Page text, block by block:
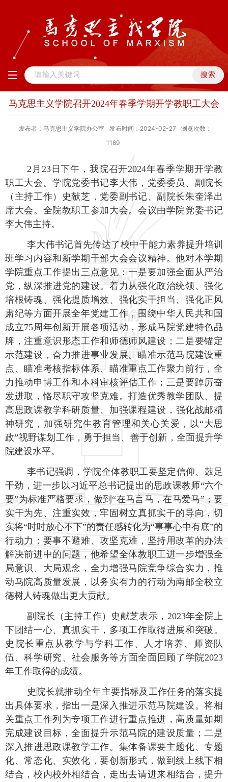
马克思主义学院召开2024年春季学期开学教职工大会
发布者：马克思主义学院办公室 发布时间：2024-02-27
浏览次数：
1189
2月23日下午，我院召开2024年春季学期开学教
职工大会。学院党委书记李大伟，党委委员、副院长
（主持工作）史献芝，党委副书记、副院长朱奎泽出
席大会。全院教职工参加大会。会议由学院党委书记
李大伟主持。
李大伟书记首先传达了校中干能力素养提升培训
班学习内容和新学期干部大会会议精神。他对本学期
学院重点工作提出三点意见：一是要加强全面从严治
党，纵深推进党的建设。着力从强化政治统领 、强化
培根铸魂、强化提质增效、强化实干担当、强化正风
肃纪等方面开展全年党建工作 ，围绕中华人民共和国
成立75周年创新开展各项活动，形成马院党建特色品
牌，注重意识形态工作和师德师风建设 ； 二是要锚定
示范建设，奋力推进事业发展。瞄准示范马院建设重
点、瞄准考核指标体系、瞄准重点工作聚力前行， 全
力推动申博工作和本科审核评估工作 ； 三是要踔厉奋
发进取，恪尽职守攻坚克难。打造优秀教学团队、提
高思政课教学科研质量、 加强课程建设 ， 强化战邮精
神研究，加强研究生教育管理和关心关爱，以 “大思
政”视野谋划工作， 勇于担当 、 善于创新 ， 全面提升学
院建设水平。
李书记强调 ，学院全体教职工要坚定信仰、鼓足
干劲 ， 进一步 以习近平总书记提出的思政课教师“六个
要”为标准严格要求 ， 做到 “在马言马，在马爱马” ； 要
实干为先、注重实效 ，牢固树立真抓实干的导向 ，切
实将“时时放心不下”的责任感转化为“事事心中有底”的
行动力 ； 要事不避难、攻坚克难 ，坚持用改革的办法
解决前进中的问题 ， 他希望全体教职工进一步增强全
局意识、大局观念，全力增强马院竞争综合实力，推
动马院高质量发展 ， 以务实有力的行动为南邮全校立
德树人铸魂做出更大贡献。
副院长（主持工作）史献芝表示 ， 2023年全院上
下团结一心、 真抓实干 ，多项工作取得进展和突破 。
史院长重点从教学与学科工作 、 人才培养 、 师资队
伍 、科学研究 、 社会服务等方面全面回顾了学院2023
年工作取得的成绩。
史院长就推动全年主要指标及工作任务的落实提
出具体要求 ， 指出一是深入推进示范马院建设 。将相
关重点工作列为专项工作进行重点推进，高质量如期
完成建设 目标 ，全面提升示范马院的建设质量 ； 二是
深入推进思政课教学工作。集体备课要主题化、专题
化、常态化、实效化，要创新形式，做到线上线下相
结合，校内校外相结合，走出去请进来相结合，提升